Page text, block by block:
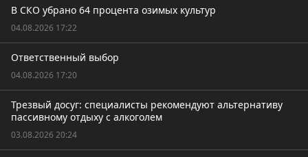
В СКО убрано 64 процента озимых культур
04.08.2026 17:22
Ответственный выбор
04.08.2026 17:20
Трезвый досуг: специалисты рекомендуют альтернативу
пассивному отдыху с алкоголем
03.08.2026 20:24